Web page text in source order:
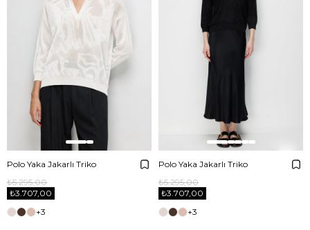
Polo Yaka Jakarlı Triko
₺3.707,00
₺5.295,00
+3
Polo Yaka Jakarlı Triko
₺3.707,00
₺5.295,00
+3